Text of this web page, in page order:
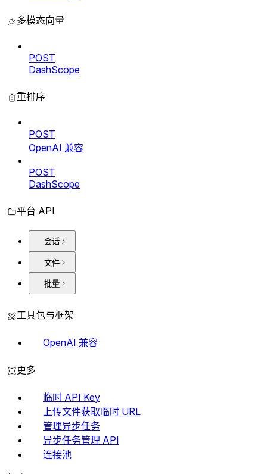
多模态向量
POST
DashScope
重排序
POST
OpenAI 兼容
POST
DashScope
平台 API
会话
文件
批量
工具包与框架
OpenAI 兼容
更多
临时 API Key
上传文件获取临时 URL
管理异步任务
异步任务管理 API
连接池